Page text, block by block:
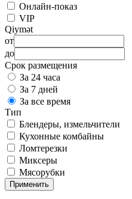
Онлайн-показ
VIP
Qiymət
от
до
Срок размещения
За 24 часа
За 7 дней
За все время
Тип
Блендеры, измельчители
Кухонные комбайны
Ломтерезки
Миксеры
Мясорубки
Применить